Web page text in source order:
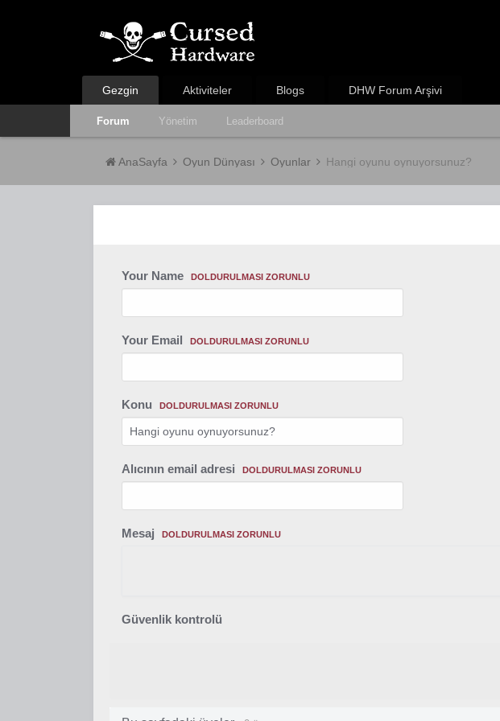
Gezgin
Forum Yönetim Leaderboard
Aktiviteler Blogs DHW Forum Arşivi
AnaSayfa Oyun Dünyası Oyunlar Hangi oyunu oynuyorsunuz?
Your Name DOLDURULMASI ZORUNLU
Your Email DOLDURULMASI ZORUNLU
Konu DOLDURULMASI ZORUNLU
Alıcının email adresi DOLDURULMASI ZORUNLU
Mesaj DOLDURULMASI ZORUNLU
Güvenlik kontrolü